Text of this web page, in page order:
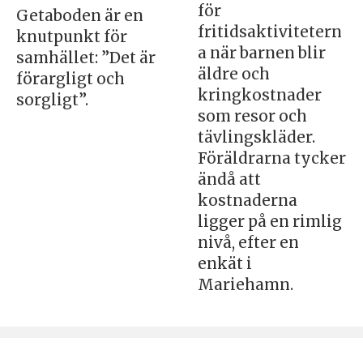
Getaboden är en
knutpunkt för
samhället: ”Det är
förargligt och
sorgligt”.
för
fritidsaktivitetern
a när barnen blir
äldre och
kringkostnader
som resor och
tävlingskläder.
Föräldrarna tycker
ändå att
kostnaderna
ligger på en rimlig
nivå, efter en
enkät i
Mariehamn.